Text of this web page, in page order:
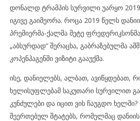
დონალდ ტრამპის სურვილი უარყო
იგივე გაიმეორა. როცა 2019 წელს
პრემიერმა-ქალმა მეტე
„აბსურდად“ შერაცხა, გაბრაზებულმა
კოპენჰაგენში ვიზიტი გააუქმა.
ისე, დანიელებს, ალბათ, ავიწყდებათ,
ხელისუფლებამ საკუთარი სურვილით
კუნძულები და იცით ვის ჩაუგდო ხელში?
შეერთებულ შტატებს, რომელმაც